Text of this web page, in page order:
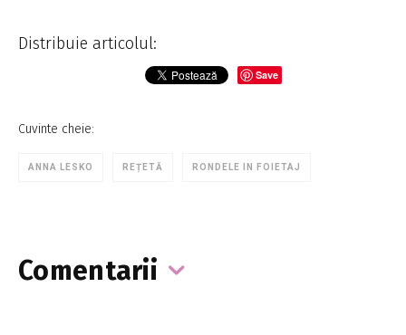
Distribuie articolul:
Save
Cuvinte cheie:
ANNA LESKO REȚETĂ RONDELE IN FOIETAJ
Comentarii